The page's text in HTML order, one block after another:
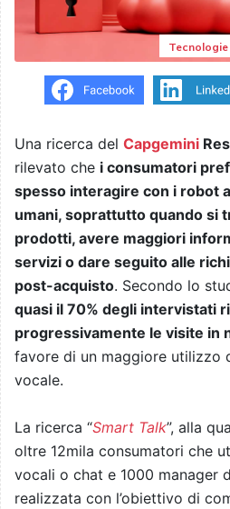
Tecnologie
Una ricerca del Capgemini
rilevato che i consumatori
spesso interagire con i robot
umani, soprattutto quando si
prodotti, avere maggiori
servizi o dare seguito alle
post-acquisto. Secondo lo
quasi il 70% degli intervistati
progressivamente le visite in
favore di un maggiore utilizzo
vocale.
La ricerca “Smart Talk”, alla
oltre 12mila consumatori che
vocali o chat e 1000 manager
realizzata con l’obiettivo di